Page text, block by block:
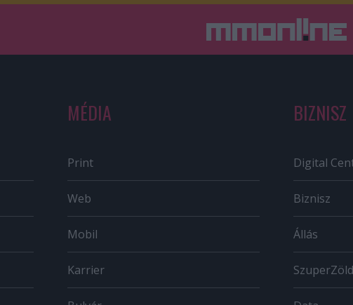
MÉDIA
Print
Web
Mobil
Karrier
BIZNISZ
Digital
Biznisz
Állás
SzuperZöld